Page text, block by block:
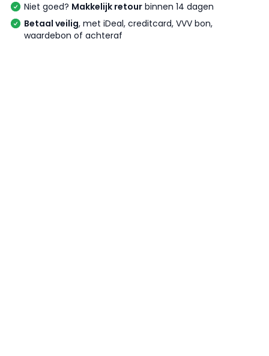
Niet goed? Makkelijk retour binnen 14 dagen
Betaal veilig, met iDeal, creditcard, VVV bon,
waardebon of achteraf